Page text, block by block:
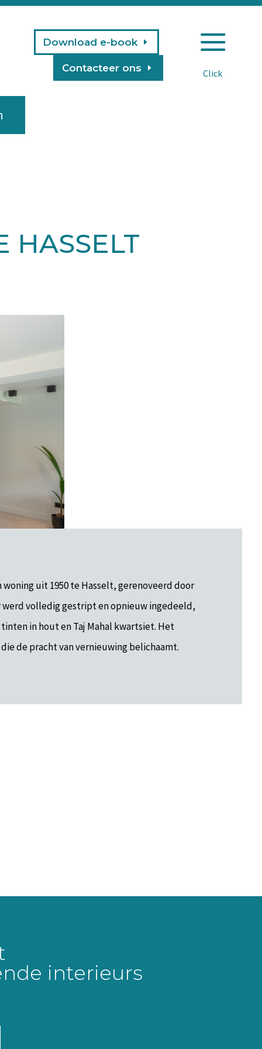
Download e-book
Contacteer ons
a
HASSELT
uit 1950 te Hasselt, gerenoveerd door
volledig gestript en opnieuw ingedeeld,
in hout en Taj Mahal kwartsiet. Het
de pracht van vernieuwing belichaamt.
interieurs